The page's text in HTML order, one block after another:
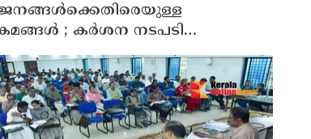
; കർശന നടപടി
കമ്മീഷൻ